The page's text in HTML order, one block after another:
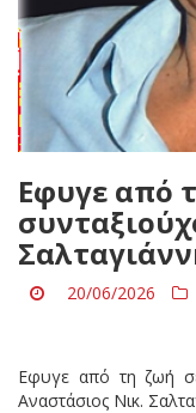
Εφυγε από
20/06/2026
Εφυγε από τη ζωή
Αναστάσιος Νικ.